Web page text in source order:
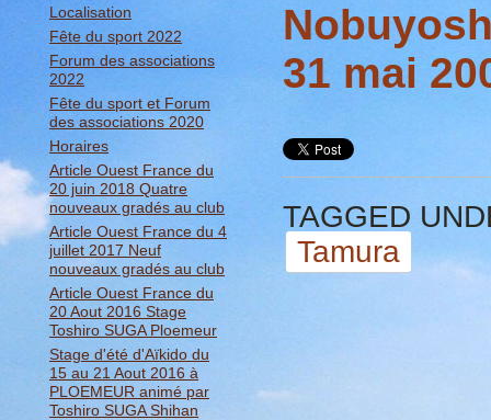
Localisation
Fête du sport 2022
Forum des associations
2022
Fête du sport et Forum
des associations 2020
Horaires
Article Ouest France du
20 juin 2018 Quatre
nouveaux gradés au club
Article Ouest France du 4
juillet 2017 Neuf
nouveaux gradés au club
Article Ouest France du
20 Aout 2016 Stage
Toshiro SUGA Ploemeur
Stage d'été d'Aïkido du
15 au 21 Aout 2016 à
PLOEMEUR animé par
Toshiro SUGA Shihan
31 mai
TAGGED
Tamura